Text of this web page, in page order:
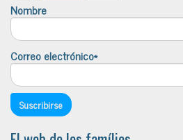
Nombre
Correo electrónico*